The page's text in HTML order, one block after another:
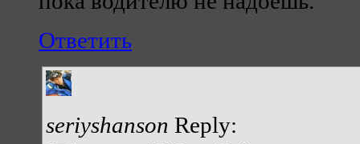
Ответить
seriyshanson Reply: